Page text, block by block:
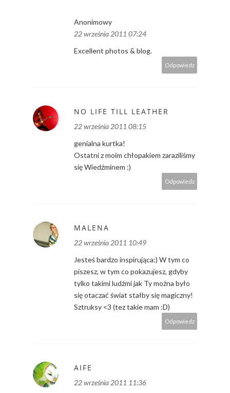
Anonimowy
22 września 2011 07:24
Excellent photos & blog.
Odpowiedz
NO LIFE TILL LEATHER
22 września 2011 08:15
genialna kurtka!
Ostatni z moim chłopakiem zaraziliśmy
się Wiedźminem :)
Odpowiedz
MALENA
22 września 2011 10:49
Jesteś bardzo inspirująca:) W tym co
piszesz, w tym co pokazujesz, gdyby
tylko takimi ludźmi jak Ty można było
się otaczać świat stałby się magiczny!
Sztruksy <3 (tez takie mam :D)
Odpowiedz
AIFE
22 września 2011 11:36